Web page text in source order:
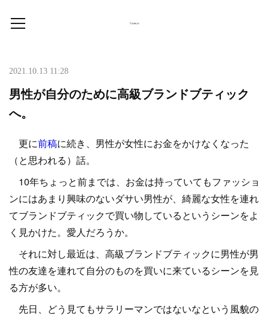
2021.10.13 11:28
男性が自分のために高級ブランドブティック
へ。
更に前稿に続き、男性が女性にお金をかけなくなった
（と思われる）話。
10年ちょっと前までは、お金は持っていてもファッショ
ンにはあまり興味のないダサい男性が、綺麗な女性を連れ
てブランドブティックで買い物しているというシーンをよ
く見かけた。愛人だろうか。
それに対し最近は、高級ブランドブティックに男性が男
性の友達を連れて自分のものを買いに来ているシーンを見
る方が多い。
先日、どう見てもサラリーマンではないなという風貌の